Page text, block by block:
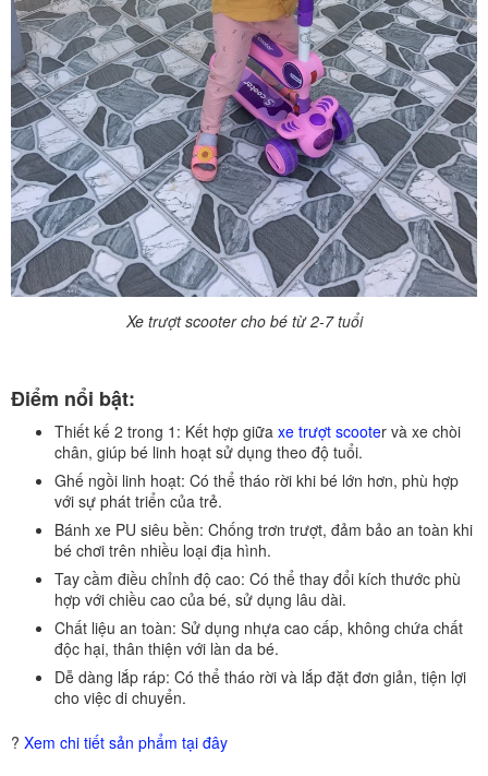
Xe trượt scooter cho bé từ 2-7 tuổi
Điểm nổi bật:
Thiết kế 2 trong 1: Kết hợp giữa xe trượt scooter và xe chòi
chân, giúp bé linh hoạt sử dụng theo độ tuổi.
Ghế ngồi linh hoạt: Có thể tháo rời khi bé lớn hơn, phù hợp
với sự phát triển của trẻ.
Bánh xe PU siêu bền: Chống trơn trượt, đảm bảo an toàn khi
bé chơi trên nhiều loại địa hình.
Tay cầm điều chỉnh độ cao: Có thể thay đổi kích thước phù
hợp với chiều cao của bé, sử dụng lâu dài.
Chất liệu an toàn: Sử dụng nhựa cao cấp, không chứa chất
độc hại, thân thiện với làn da bé.
Dễ dàng lắp ráp: Có thể tháo rời và lắp đặt đơn giản, tiện lợi
cho việc di chuyển.
? Xem chi tiết sản phẩm tại đây